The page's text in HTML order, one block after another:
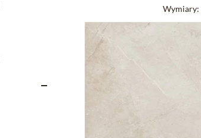
Wymiary: